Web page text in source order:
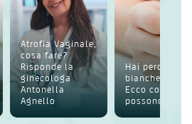
Atrofia Vaginale,
cosa fare?
Risponde la
ginecologa
Antonella
Agnello
Hai perdite
bianche
Ecco cosa
possono